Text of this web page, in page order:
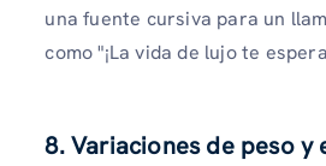
una fuente cursiva para un
como "¡La vida de lujo te
8. Variaciones de peso y